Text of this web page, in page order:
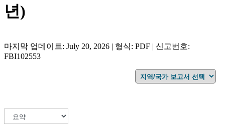
년)
마지막 업데이트: July 20, 2026 | 형식: PDF | 신고번호:
FBI102553